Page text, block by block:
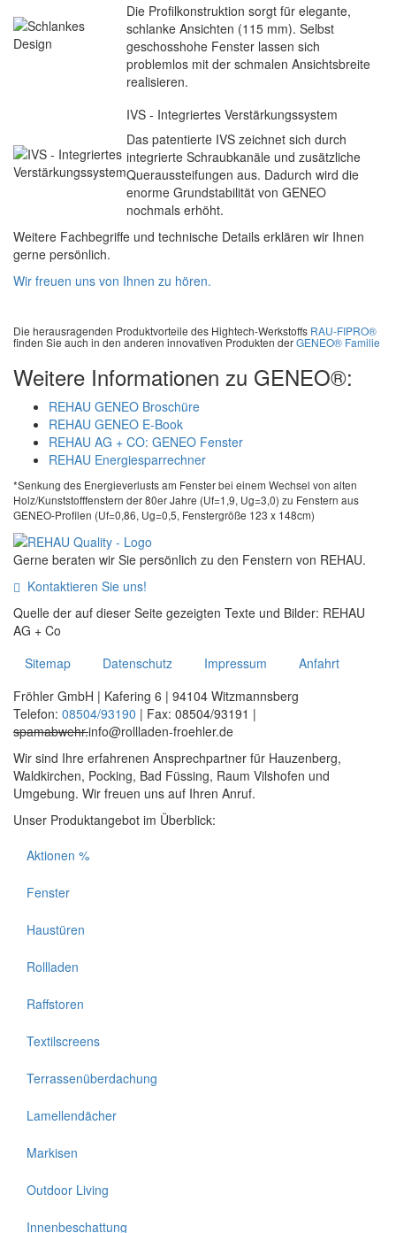
Die Profilkonstruktion sorgt für elegante,
schlanke Ansichten (115 mm). Selbst
geschosshohe Fenster lassen sich
problemlos mit der schmalen Ansichtsbreite
realisieren.
IVS - Integriertes Verstärkungssystem
Das patentierte IVS zeichnet sich durch
integrierte Schraubkanäle und zusätzliche
Queraussteifungen aus. Dadurch wird die
enorme Grundstabilität von GENEO
nochmals erhöht.
Weitere Fachbegriffe und technische Details erklären wir Ihnen
gerne persönlich.
Wir freuen uns von Ihnen zu hören.
Die herausragenden Produktvorteile des Hightech-Werkstoffs RAU-FIPRO®
finden Sie auch in den anderen innovativen Produkten derGENEO® Familie
Weitere Informationen zu GENEO®:
REHAU GENEO Broschüre
REHAU GENEO E-Book
REHAU AG + CO: GENEO Fenster
REHAU Energiesparrechner
*Senkung des Energieverlusts am Fenster bei einem Wechsel von alten
Holz/Kunststofffenstern der 80er Jahre (Uf=1,9, Ug=3,0) zu Fenstern aus
GENEO-Profilen (Uf=0,86, Ug=0,5, Fenstergröße 123 x 148cm)
Gerne beraten wir Sie persönlich zu den Fenstern von REHAU.

Kontaktieren Sie uns!
Quelle der auf dieser Seite gezeigten Texte und Bilder: REHAU
AG + Co
Sitemap
Datenschutz Impressum
Anfahrt
Fröhler GmbH | Kafering 6 | 94104 Witzmannsberg
Telefon: 08504/93190 | Fax: 08504/93191 |
spamabwehr.info@rollladen-froehler.de
Wir sind Ihre erfahrenen Ansprechpartner für Hauzenberg,
Waldkirchen, Pocking, Bad Füssing, Raum Vilshofen und
Umgebung. Wir freuen uns auf Ihren Anruf.
Unser Produktangebot im Überblick:
Aktionen %
Fenster
Haustüren
Rollladen
Raffstoren
Textilscreens
Terrassenüberdachung
Lamellendächer
Markisen
Outdoor Living
Innenbeschattung